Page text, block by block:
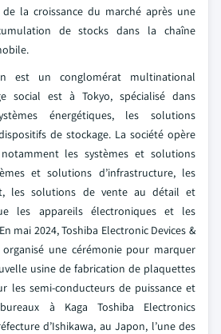
la croissance du marché après une
de stocks dans la chaîne
est un conglomérat multinational
social est à Tokyo, spécialisé dans
énergétiques, les solutions
de stockage. La société opère
les systèmes et solutions
et solutions d’infrastructure, les
les solutions de vente au détail et
les appareils électroniques et les
mai 2024, Toshiba Electronic Devices &
une cérémonie pour marquer
usine de fabrication de plaquettes
les semi-conducteurs de puissance et
à Kaga Toshiba Electronics
d’Ishikawa, au Japon, l’une des